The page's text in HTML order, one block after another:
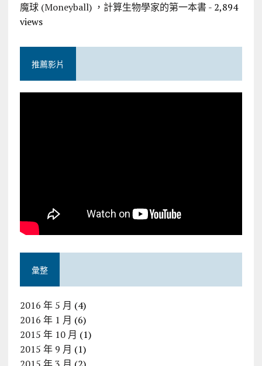
魔球 (Moneyball) ，計算生物學家的第一本書- 2,894
views
推薦影片
彙整
2016 年 5 月 (4)
2016 年 1 月 (6)
2015 年 10 月 (1)
2015 年 9 月 (1)